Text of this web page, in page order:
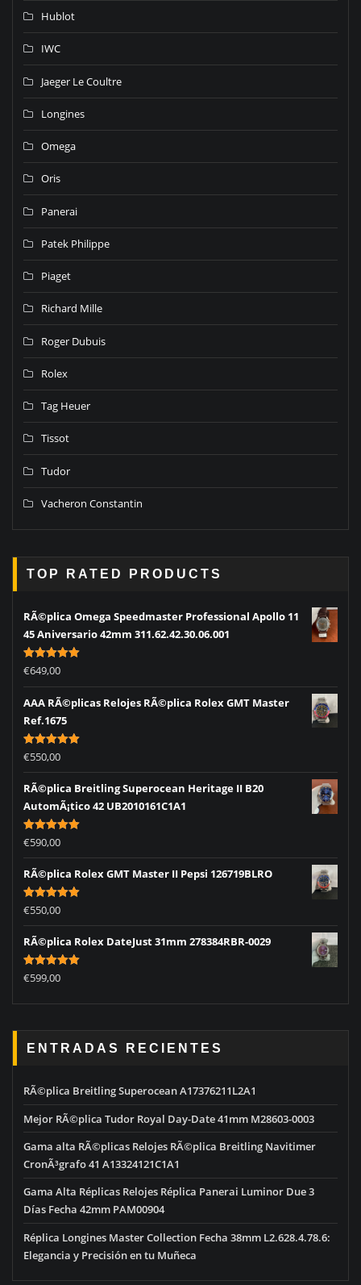
Hublot
IWC
Jaeger Le Coultre
Longines
Omega
Oris
Panerai
Patek Philippe
Piaget
Richard Mille
Roger Dubuis
Rolex
Tag Heuer
Tissot
Tudor
Vacheron Constantin
TOP RATED PRODUCTS
RÃ©plica Omega Speedmaster Professional Apollo 11
45 Aniversario 42mm 311.62.42.30.06.001
Rated5.00
out of 5
€649,00
AAA RÃ©plicas Relojes RÃ©plica Rolex GMT Master
Ref.1675
Rated5.00
out of 5
€550,00
RÃ©plica Breitling Superocean Heritage II B20
AutomÃ¡tico 42 UB2010161C1A1
Rated5.00
out of 5
€590,00
RÃ©plica Rolex GMT Master II Pepsi 126719BLRO
Rated5.00
out of 5
€550,00
RÃ©plica Rolex DateJust 31mm 278384RBR-0029
Rated5.00
out of 5
€599,00
ENTRADAS RECIENTES
RÃ©plica Breitling Superocean A17376211L2A1
Mejor RÃ©plica Tudor Royal Day-Date 41mm M28603-0003
Gama alta RÃ©plicas Relojes RÃ©plica Breitling Navitimer
CronÃ³grafo 41 A13324121C1A1
Gama Alta Réplicas Relojes Réplica Panerai Luminor Due 3
Días Fecha 42mm PAM00904
Réplica Longines Master Collection Fecha 38mm L2.628.4.78.6:
Elegancia y Precisión en tu Muñeca